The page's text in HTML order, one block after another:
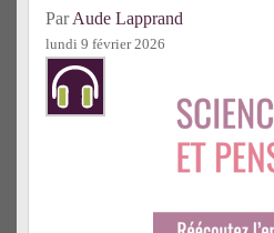
ParAude Lapprand
lundi 9 février 2026